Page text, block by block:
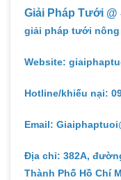
Giải Pháp Tưới @
giải pháp tưới
Website:
Hotline/khiếu nại:
Email:
Địa chỉ: 382A,
Thành Phố Hồ Chí